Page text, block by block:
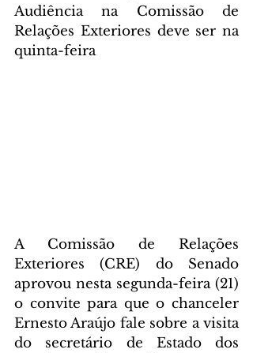
Audiência na Comissão de
Relações Exteriores deve ser na
quinta-feira
A Comissão de Relações
Exteriores (CRE) do Senado
aprovou nesta segunda-feira (21)
o convite para que o chanceler
Ernesto Araújo fale sobre a visita
do secretário de Estado dos